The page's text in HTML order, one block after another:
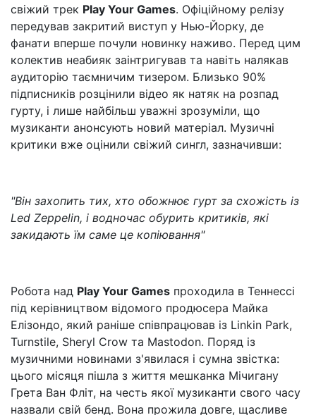
свіжий трек Play Your Games. Офіційному релізу
передував закритий виступ у Нью-Йорку, де
фанати вперше почули новинку наживо. Перед цим
колектив неабияк заінтригував та навіть налякав
аудиторію таємничим тизером. Близько 90%
підписників розцінили відео як натяк на розпад
гурту, і лише найбільш уважні зрозуміли, що
музиканти анонсують новий матеріал. Музичні
критики вже оцінили свіжий сингл, зазначивши:
"Він захопить тих, хто обожнює гурт за схожість із
Led Zeppelin, і водночас обурить критиків, які
закидають їм саме це копіювання"
Робота над Play Your Games проходила в Теннессі
під керівництвом відомого продюсера Майка
Елізондо, який раніше співпрацював із Linkin Park,
Turnstile, Sheryl Crow та Mastodon. Поряд із
музичними новинами з'явилася і сумна звістка:
цього місяця пішла з життя мешканка Мічигану
Грета Ван Фліт, на честь якої музиканти свого часу
назвали свій бенд. Вона прожила довге, щасливе